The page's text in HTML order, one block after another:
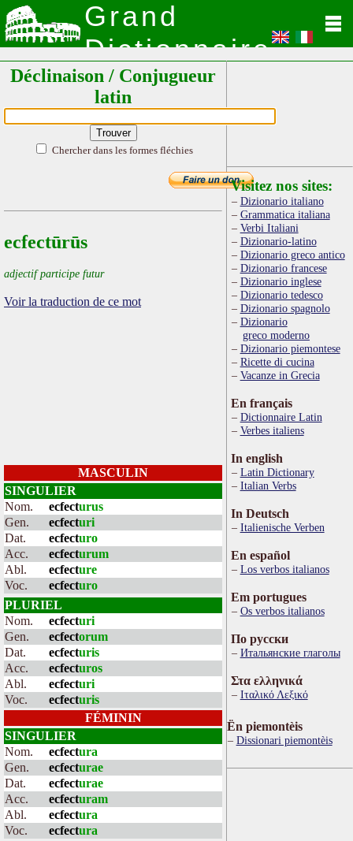
Grand
Dictionnaire
Latin
Déclinaison / Conjugueur
latin
Chercher dans les formes fléchies
ecfectūrūs
adjectif participe futur
Voir la traduction de ce mot
MASCULIN
SINGULIER
Nom.
ecfecturus
Gen.
ecfecturi
Dat.
ecfecturo
Acc.
ecfecturum
Abl.
ecfecture
Voc.
ecfecturo
PLURIEL
Nom.
ecfecturi
Gen.
ecfectorum
Dat.
ecfecturis
Acc.
ecfecturos
Abl.
ecfecturi
Voc.
ecfecturis
FÉMININ
SINGULIER
Nom.
ecfectura
Gen.
ecfecturae
Dat.
ecfecturae
Acc.
ecfecturam
Abl.
ecfectura
Voc.
ecfectura
Visitez nos sites:
Dizionario italiano
Grammatica italiana
Verbi Italiani
Dizionario-latino
Dizionario greco antico
Dizionario francese
Dizionario inglese
Dizionario tedesco
Dizionario spagnolo
Dizionario
greco moderno
Dizionario piemontese
Ricette di cucina
Vacanze in Grecia
En français
Dictionnaire Latin
Verbes italiens
In english
Latin Dictionary
Italian Verbs
In Deutsch
Italienische Verben
En español
Los verbos italianos
Em portugues
Os verbos italianos
По русски
Итальянские глаголы
Στα ελληνικά
Ιταλικό Λεξικό
Ën piemontèis
Dissionari piemontèis